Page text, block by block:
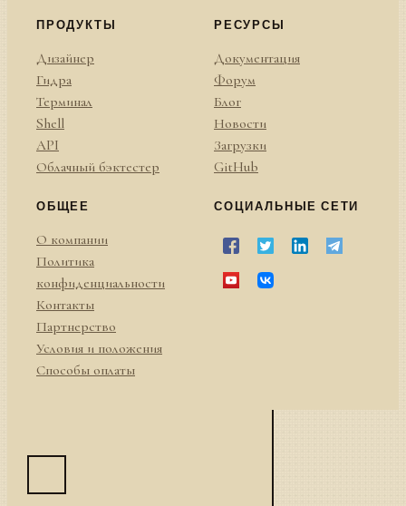
ПРОДУКТЫ
Дизайнер
Гидра
Терминал
Shell
API
Облачный бэктестер
РЕСУРСЫ
Документация
Форум
Блог
Новости
Загрузки
GitHub
ОБЩЕЕ
О компании
Политика
конфиденциальности
Контакты
Партнерство
Условия и положения
Способы оплаты
СОЦИАЛЬНЫЕ СЕТИ